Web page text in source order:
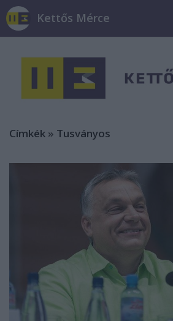
Kettős Mérce
Címkék » Tusványos